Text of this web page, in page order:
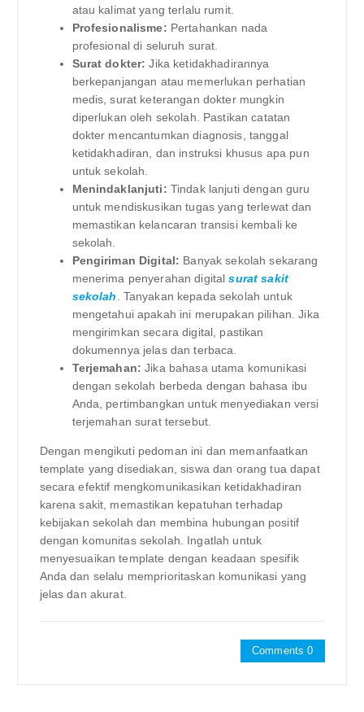
atau kalimat yang terlalu rumit.
Profesionalisme: Pertahankan nada
profesional di seluruh surat.
Surat dokter: Jika ketidakhadirannya
berkepanjangan atau memerlukan perhatian
medis, surat keterangan dokter mungkin
diperlukan oleh sekolah. Pastikan catatan
dokter mencantumkan diagnosis, tanggal
ketidakhadiran, dan instruksi khusus apa pun
untuk sekolah.
Menindaklanjuti: Tindak lanjuti dengan guru
untuk mendiskusikan tugas yang terlewat dan
memastikan kelancaran transisi kembali ke
sekolah.
Pengiriman Digital: Banyak sekolah sekarang
menerima penyerahan digitalsurat sakit
sekolah. Tanyakan kepada sekolah untuk
mengetahui apakah ini merupakan pilihan. Jika
mengirimkan secara digital, pastikan
dokumennya jelas dan terbaca.
Terjemahan: Jika bahasa utama komunikasi
dengan sekolah berbeda dengan bahasa ibu
Anda, pertimbangkan untuk menyediakan versi
terjemahan surat tersebut.
Dengan mengikuti pedoman ini dan memanfaatkan
template yang disediakan, siswa dan orang tua dapat
secara efektif mengkomunikasikan ketidakhadiran
karena sakit, memastikan kepatuhan terhadap
kebijakan sekolah dan membina hubungan positif
dengan komunitas sekolah. Ingatlah untuk
menyesuaikan template dengan keadaan spesifik
Anda dan selalu memprioritaskan komunikasi yang
jelas dan akurat.
Comments 0